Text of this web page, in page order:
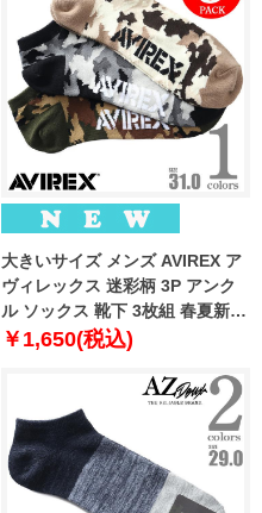
大きいサイズ メンズ AVIREX ア
ヴィレックス 迷彩柄 3P アンク
ル ソックス 靴下 3枚組 春夏新作
81713500
￥1,650(税込)